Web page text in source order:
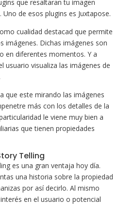
que resaltaran tu imagen
de esos plugins es Juxtapose.
cualidad destacad que permite
imágenes. Dichas imágenes son
en diferentes momentos. Y a
usuario visualiza las imágenes de
que este mirando las imágenes
más con los detalles de la
le viene muy bien a
que tienen propiedades
Telling
es una gran ventaja hoy día.
una historia sobre la propiedad
por así decirlo. Al mismo
en el usuario o potencial